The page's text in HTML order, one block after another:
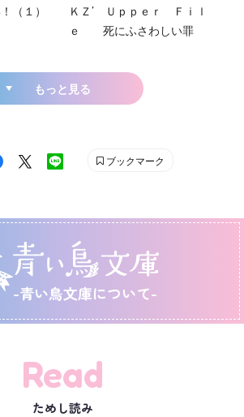
（１）
ＫＺ’ Ｕｐｐｅｒ Ｆｉｌ
ｅ 死にふさわしい罪
もっと見る
ブックマーク
-青い鳥文庫について-
Read
ためし読み